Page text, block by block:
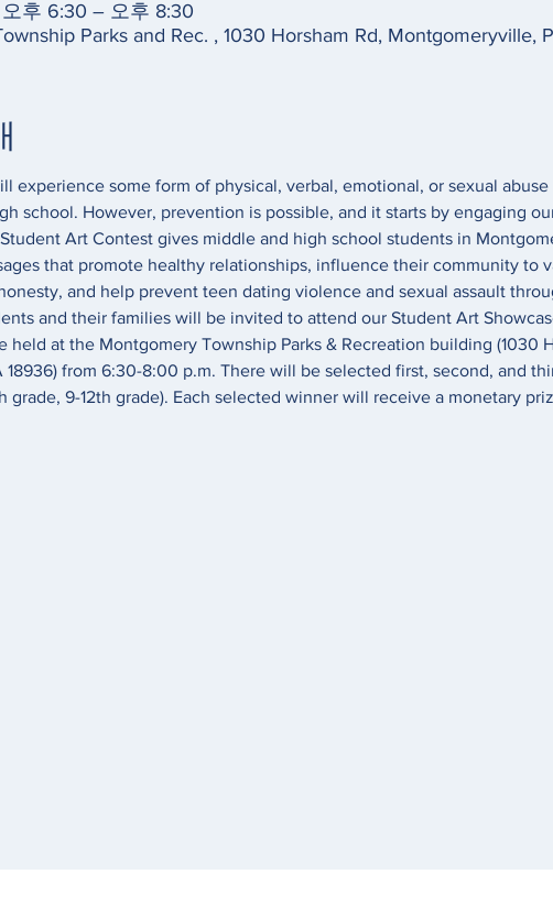
후 6:30 – 오후 8:30
Parks and Rec. , 1030 Horsham Rd, Montgomeryville,
experience some form of physical, verbal, emotional, or sexual
school. However, prevention is possible, and it starts by engaging
Art Contest gives middle and high school students in
that promote healthy relationships, influence their community to
and help prevent teen dating violence and sexual assault
and their families will be invited to attend our Student Art
held at the Montgomery Township Parks & Recreation building (1030
18936) from 6:30-8:00 p.m. There will be selected first, second, and
grade, 9-12th grade). Each selected winner will receive a monetary